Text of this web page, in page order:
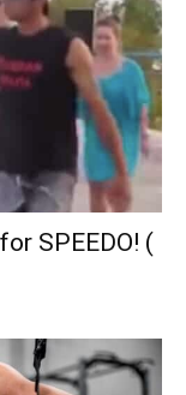
SPEEDO! (